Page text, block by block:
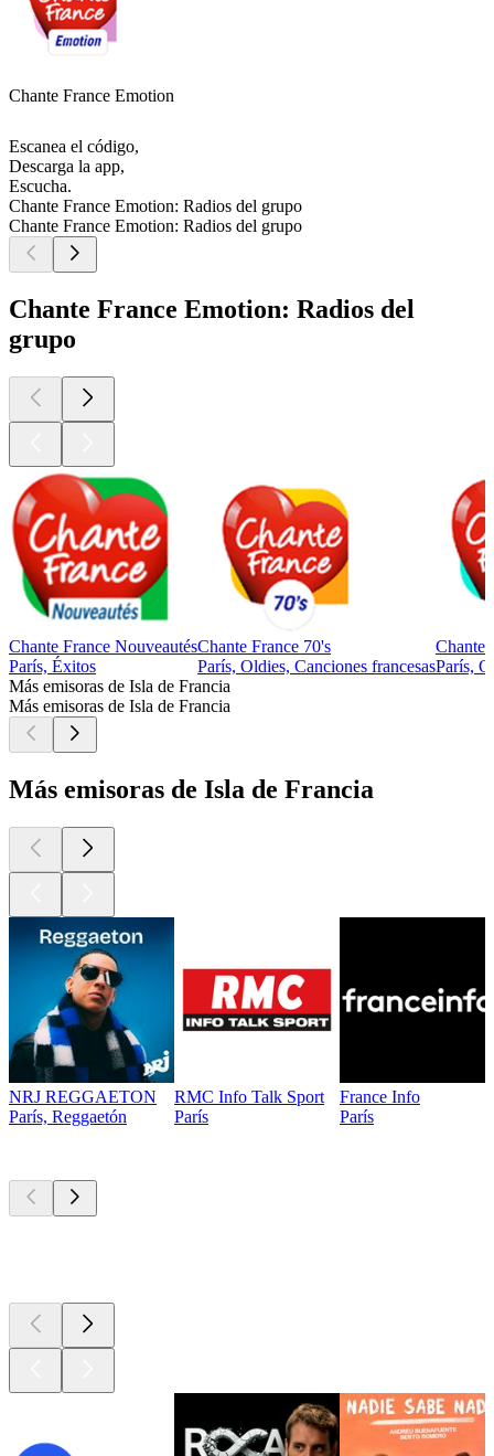
Chante France Emotion
Escanea el código,
Descarga la app,
Escucha.
Chante France Emotion: Radios del grupo
Chante France Emotion: Radios del grupo
Chante France Emotion: Radios del
grupo
Chante France Nouveautés
París, Éxitos
Chante France 70's
París, Oldies, Canciones francesas
Chante
París,
Más emisoras de Isla de Francia
Más emisoras de Isla de Francia
Más emisoras de Isla de Francia
NRJ REGGAETON
París, Reggaetón
RMC Info Talk Sport
París
France Info
París